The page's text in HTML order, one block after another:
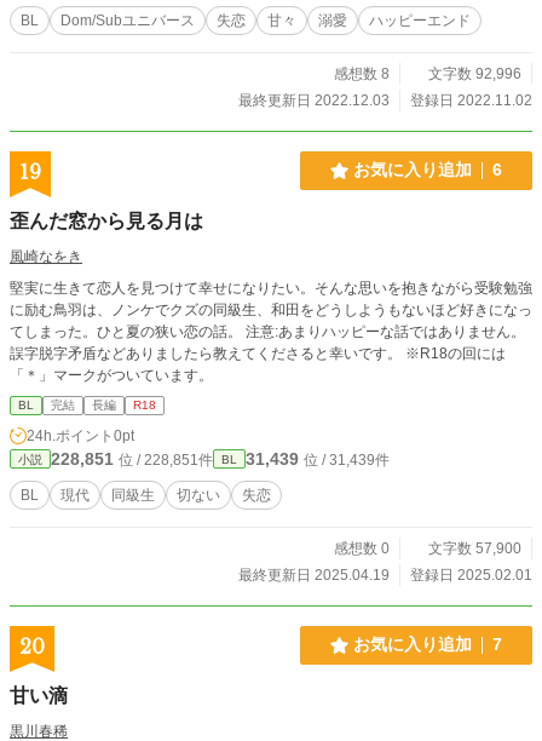
を読んでいなくても大丈夫です。 前作はこちら↓ https://www.
alphapolis.co.jp/novel/696247876/266680305 Dom/Subユニ
BL Dom/Subユニバース 失恋 甘々 溺愛 ハッピーエンド
感想数 8
文字数 92,996
最終更新日 2022.12.03
登録日 2022.11.02
19 お気に入り追加 6
歪んだ窓から見る月は
風崎なをき
堅実に生きて恋人を見つけて幸せになりたい。そんな思いを抱きながら受験勉強
に励む鳥羽は、ノンケでクズの同級生、和田をどうしようもないほど好きになっ
てしまった。ひと夏の狭い恋の話。 注意:あまりハッピーな話ではありません。
誤字脱字矛盾などありましたら教えてくださると幸いです。 ※R18の回には
「＊」マークがついています。
BL 完結 長編 R18
24h.ポイント 0pt
小説 228,851 位 / 228,851件 BL 31,439 位 / 31,439件
BL 現代 同級生 切ない 失恋
感想数 0
文字数 57,900
最終更新日 2025.04.19
登録日 2025.02.01
20 お気に入り追加 7
甘い滴
黒川春稀